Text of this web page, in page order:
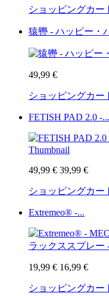
ショッピングカー
猿轡 - ハッピー・
49,99 €
ショッピングカー
FETISH PAD 2.0 -...
49,99 € 39,99 €
ショッピングカー
Extremeo® -...
19,99 € 16,99 €
ショッピングカー